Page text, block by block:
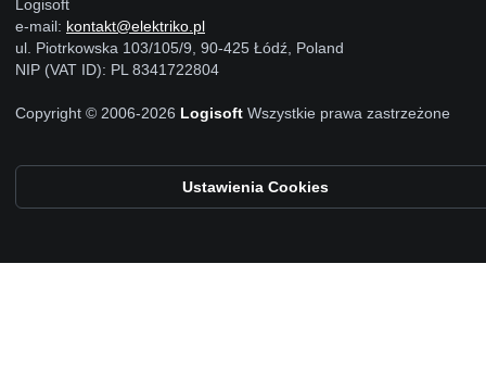
Logisoft
e-mail: kontakt@elektriko.pl
ul. Piotrkowska 103/105/9, 90-425 Łódź, Poland
NIP (VAT ID): PL 8341722804
Copyright © 2006-2026 Logisoft Wszystkie prawa zastrzeżone
Ustawienia Cookies